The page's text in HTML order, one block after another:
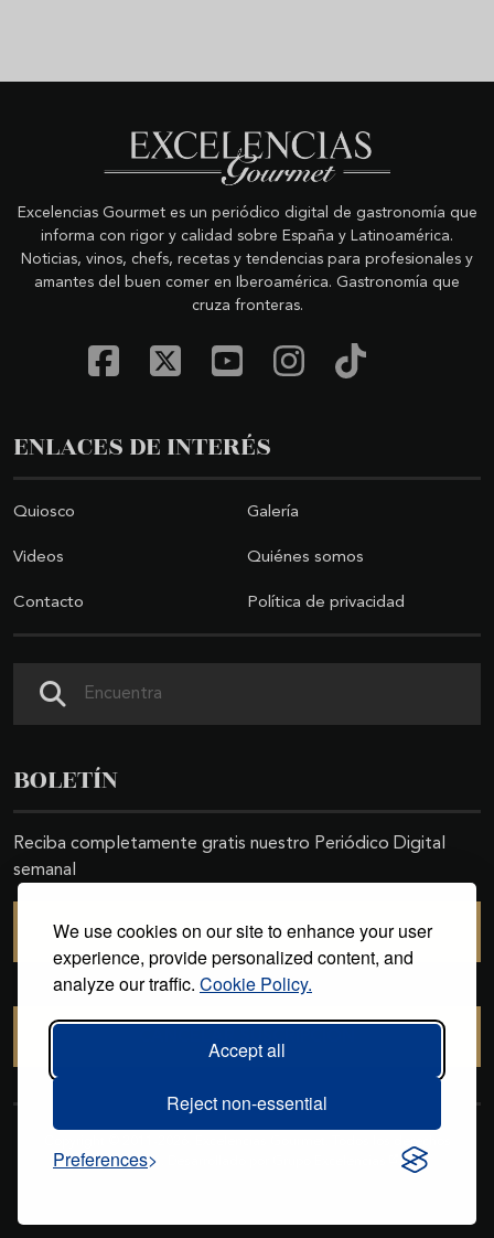
We use cookies on our site to enhance your user
experience, provide personalized content, and
analyze our traffic. Cookie Policy.
Accept all
Reject non-essential
Preferences
Excelencias Gourmet es un periódico digital de gastronomía que
informa con rigor y calidad sobre España y Latinoamérica.
Noticias, vinos, chefs, recetas y tendencias para profesionales y
amantes del buen comer en Iberoamérica. Gastronomía que
cruza fronteras.
ENLACES DE INTERÉS
Quiosco Galería
Videos Quiénes somos
Contacto Política de privacidad
BOLETÍN
Reciba completamente gratis nuestro Periódico Digital
semanal
SUSCRIBIRSE
reservados. Desarrollado por
.